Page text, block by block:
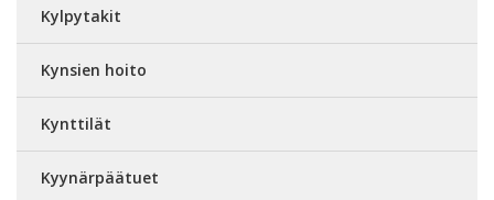
Kylpytakit
Kynsien hoito
Kynttilät
Kyynärpäätuet